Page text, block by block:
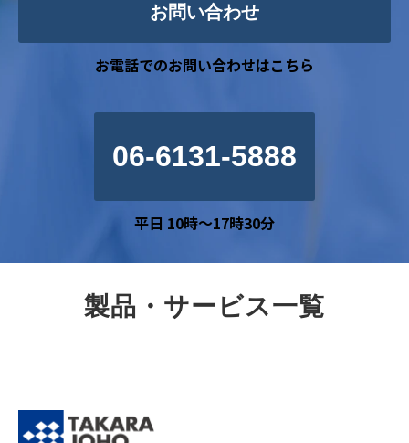
お問い合わせ
お電話でのお問い合わせはこちら
06-6131-5888
平日 10時～17時30分
製品・サービス一覧